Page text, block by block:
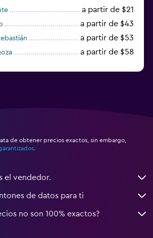
a partir de $21
a partir de $43
a partir de $53
a partir de $58
de obtener precios exactos, sin embargo,
el vendedor.
de datos para ti
no son 100% exactos?